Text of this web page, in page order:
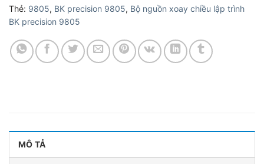
Thẻ: 9805, BK precision 9805, Bộ nguồn xoay chiều lập trình
BK precision 9805
MÔ TẢ